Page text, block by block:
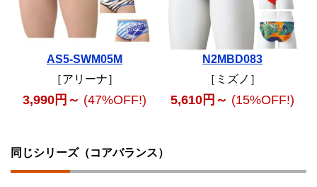
AS5-SWM05M
［アリーナ］
3,990円～ (47%OFF!)
N2MBD083
［ミズノ］
5,610円～ (15%OFF!)
同じシリーズ（コアバランス）